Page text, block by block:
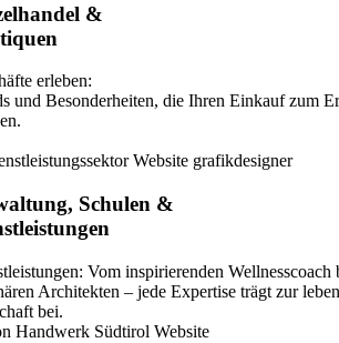
&
erleben:
und Besonderheiten, die Ihren Einkauf zum
Schulen &
Vom inspirierenden Wellnesscoach
Architekten – jede Expertise trägt zur
bei.